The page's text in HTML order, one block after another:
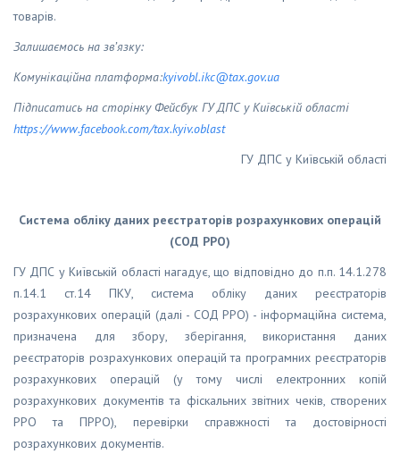
товарів.
Залишаємось на зв’язку:
Комунікаційна платформа:kyivobl.ikc@tax.gov.ua
Підписатись на сторінку Фейсбук ГУ ДПС у Київській області
https://www.facebook.com/tax.kyiv.oblast
ГУ ДПС у Київській області
Система обліку даних реєстраторів розрахункових операцій
(СОД РРО)
ГУ ДПС у Київській області нагадує, що відповідно до п.п. 14.1.278
п.14.1 ст.14 ПКУ, система обліку даних реєстраторів
розрахункових операцій (далі - СОД РРО) - інформаційна система,
призначена для збору, зберігання, використання даних
реєстраторів розрахункових операцій та програмних реєстраторів
розрахункових операцій (у тому числі електронних копій
розрахункових документів та фіскальних звітних чеків, створених
РРО та ПРРО), перевірки справжності та достовірності
розрахункових документів.